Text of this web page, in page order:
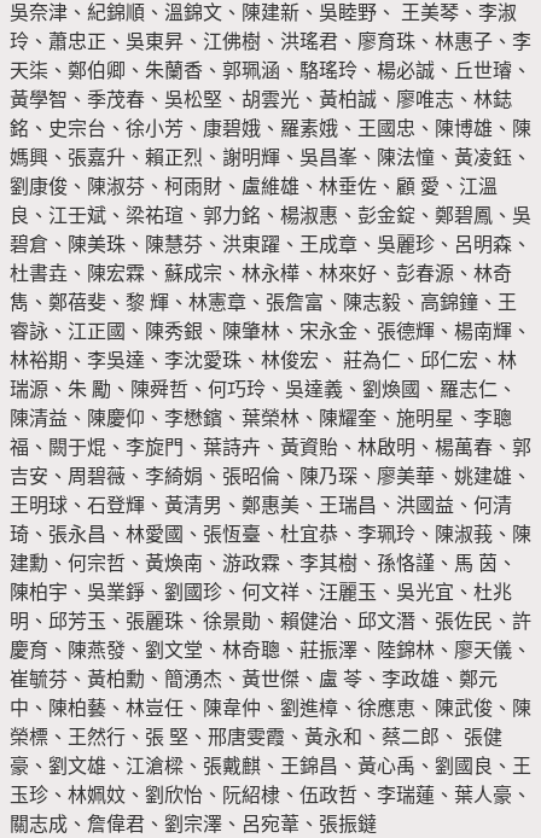
吳奈津、紀錦順、溫錦文、陳建新、吳睦野、 王美琴、李淑
玲、蕭忠正、吳東昇、江佛樹、洪瑤君、廖育珠、林惠子、李
天柒、鄭伯卿、朱蘭香、郭珮涵、駱瑤玲、楊必誠、丘世璿、
黃學智、季茂春、吳松堅、胡雲光、黃柏誠、廖唯志、林鋕
銘、史宗台、徐小芳、康碧娥、羅素娥、王國忠、陳博雄、陳
媽興、張嘉升、賴正烈、謝明輝、吳昌峯、陳法憧、黃凌鈺、
劉康俊、陳淑芬、柯雨財、盧維雄、林垂佐、顧 愛、江溫
良、江壬斌、梁祐瑄、郭力銘、楊淑惠、彭金錠、鄭碧鳳、吳
碧倉、陳美珠、陳慧芬、洪東躍、王成章、吳麗珍、呂明森、
杜書垚、陳宏霖、蘇成宗、林永樺、林來好、彭春源、林奇
雋、鄭蓓斐、黎 輝、林憲章、張詹富、陳志毅、高錦鐘、王
睿詠、江正國、陳秀銀、陳肇林、宋永金、張德輝、楊南輝、
林裕期、李吳達、李沈愛珠、林俊宏、 莊為仁、邱仁宏、林
瑞源、朱 勵、陳舜哲、何巧玲、吳達義、劉煥國、羅志仁、
陳清益、陳慶仰、李懋鑌、葉榮林、陳耀奎、施明星、李聰
福、闕于焜、李旋門、葉詩卉、黃資貽、林啟明、楊萬春、郭
吉安、周碧薇、李綺娟、張昭倫、陳乃琛、廖美華、姚建雄、
王明球、石登輝、黃清男、鄭惠美、王瑞昌、洪國益、何清
琦、張永昌、林愛國、張恆臺、杜宜恭、李珮玲、陳淑莪、陳
建勳、何宗哲、黃煥南、游政霖、李其樹、孫恪謹、馬 茵、
陳柏宇、吳業錚、劉國珍、何文祥、汪麗玉、吳光宜、杜兆
明、邱芳玉、張麗珠、徐景勛、賴健治、邱文潛、張佐民、許
慶育、陳燕發、劉文堂、林奇聰、莊振澤、陸錦林、廖天儀、
崔毓芬、黃柏勳、簡湧杰、黃世傑、盧 苓、李政雄、鄭元
中、陳柏藝、林豈任、陳韋仲、劉進樟、徐應恵、陳武俊、陳
榮標、王然行、張 堅、邢唐雯霞、黃永和、蔡二郎、 張健
豪、劉文雄、江滄樑、張戴麒、王錦昌、黃心禹、劉國良、王
玉珍、林姵妏、劉欣怡、阮紹棣、伍政哲、李瑞蓮、葉人豪、
關志成、詹偉君、劉宗澤、呂宛葦、張振鐽